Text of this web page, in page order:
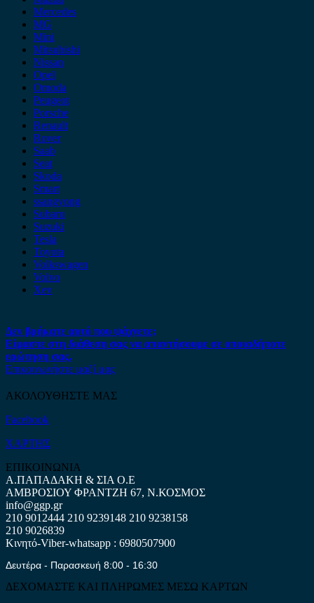
Mercedes
MG
Mini
Mitsubishi
Nissan
Opel
Omoda
Peugeot
Porsche
Renault
Rover
Saab
Seat
Skoda
Smart
ssangyong
Subaru
Suzuki
Tesla
Toyota
Volkswagen
Volvo
Xev
Δεν βρήκατε αυτό που ψάχνετε;
Είμαστε στη διάθεση σας να απαντήσουμε σε οποιαδήποτε
ερώτηση σας.
Επικοινωνήστε μαζί μας
ΑΚΟΛΟΥΘΗΣΤΕ ΜΑΣ
Facebook
ΧΑΡΤΗΣ
ΕΠΙΚΟΙΝΩΝΙΑ
Α.ΠΑΠΑΔΑΚΗ & ΣΙΑ Ο.Ε
ΑΜΒΡΟΣΙΟΥ ΦΡΑΝΤΖΗ 67, Ν.ΚΟΣΜΟΣ
info@ggp.gr
210 9012444 210 9239148 210 9238158
210 9026839
Κινητό-Viber-whatsapp : 6980507900
Δευτέρα - Παρασκευή 8:00 - 16:30
ΔΕΧΟΜΑΣΤΕ ΚΑΙ ΠΛΗΡΩΜΕΣ ΜΕΣΩ ΚΑΡΤΩΝ